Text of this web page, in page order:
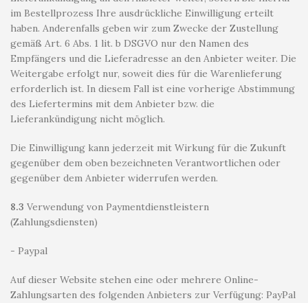
im Bestellprozess Ihre ausdrückliche Einwilligung erteilt
haben. Anderenfalls geben wir zum Zwecke der Zustellung
gemäß Art. 6 Abs. 1 lit. b DSGVO nur den Namen des
Empfängers und die Lieferadresse an den Anbieter weiter. Die
Weitergabe erfolgt nur, soweit dies für die Warenlieferung
erforderlich ist. In diesem Fall ist eine vorherige Abstimmung
des Liefertermins mit dem Anbieter bzw. die
Lieferankündigung nicht möglich.
Die Einwilligung kann jederzeit mit Wirkung für die Zukunft
gegenüber dem oben bezeichneten Verantwortlichen oder
gegenüber dem Anbieter widerrufen werden.
8.3 Verwendung von Paymentdienstleistern
(Zahlungsdiensten)
- Paypal
Auf dieser Website stehen eine oder mehrere Online-
Zahlungsarten des folgenden Anbieters zur Verfügung: PayPal